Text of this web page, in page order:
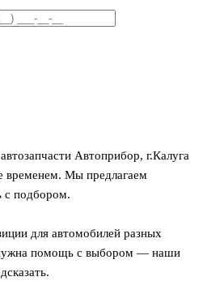
Автоприбор, г.Калуга
временем. Мы предлагаем
с подбором.
для автомобилей разных
помощь с выбором — наши